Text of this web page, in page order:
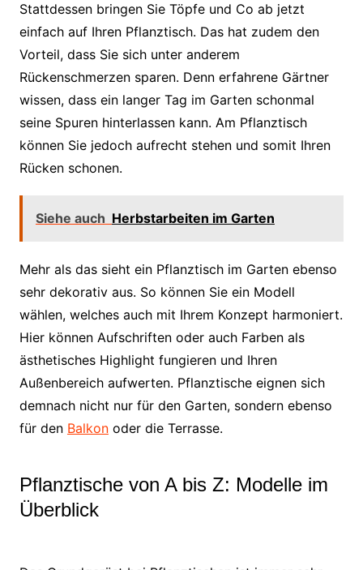
Stattdessen bringen Sie Töpfe und Co ab jetzt
einfach auf Ihren Pflanztisch. Das hat zudem den
Vorteil, dass Sie sich unter anderem
Rückenschmerzen sparen. Denn erfahrene Gärtner
wissen, dass ein langer Tag im Garten schonmal
seine Spuren hinterlassen kann. Am Pflanztisch
können Sie jedoch aufrecht stehen und somit Ihren
Rücken schonen.
Siehe auch Herbstarbeiten im Garten
Mehr als das sieht ein Pflanztisch im Garten ebenso
sehr dekorativ aus. So können Sie ein Modell
wählen, welches auch mit Ihrem Konzept harmoniert.
Hier können Aufschriften oder auch Farben als
ästhetisches Highlight fungieren und Ihren
Außenbereich aufwerten. Pflanztische eignen sich
demnach nicht nur für den Garten, sondern ebenso
für den Balkonoder die Terrasse.
Pflanztische von A bis Z: Modelle im
Überblick